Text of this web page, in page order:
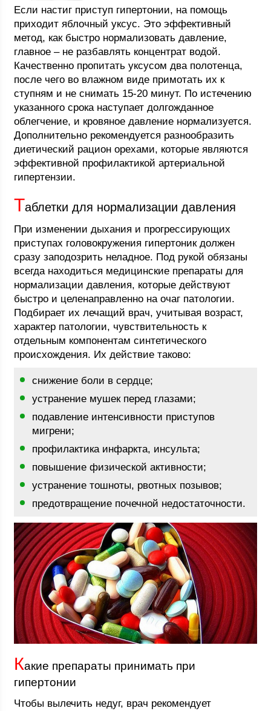
Если настиг приступ гипертонии, на помощь
приходит яблочный уксус. Это эффективный
метод, как быстро нормализовать давление,
главное – не разбавлять концентрат водой.
Качественно пропитать уксусом два полотенца,
после чего во влажном виде примотать их к
ступням и не снимать 15-20 минут. По истечению
указанного срока наступает долгожданное
облегчение, и кровяное давление нормализуется.
Дополнительно рекомендуется разнообразить
диетический рацион орехами, которые являются
эффективной профилактикой артериальной
гипертензии.
Таблетки для нормализации давления
При изменении дыхания и прогрессирующих
приступах головокружения гипертоник должен
сразу заподозрить неладное. Под рукой обязаны
всегда находиться медицинские препараты для
нормализации давления, которые действуют
быстро и целенаправленно на очаг патологии.
Подбирает их лечащий врач, учитывая возраст,
характер патологии, чувствительность к
отдельным компонентам синтетического
происхождения. Их действие таково:
снижение боли в сердце;
устранение мушек перед глазами;
подавление интенсивности приступов
мигрени;
профилактика инфаркта, инсульта;
повышение физической активности;
устранение тошноты, рвотных позывов;
предотвращение почечной недостаточности.
Какие препараты принимать при
гипертонии
Чтобы вылечить недуг, врач рекомендует